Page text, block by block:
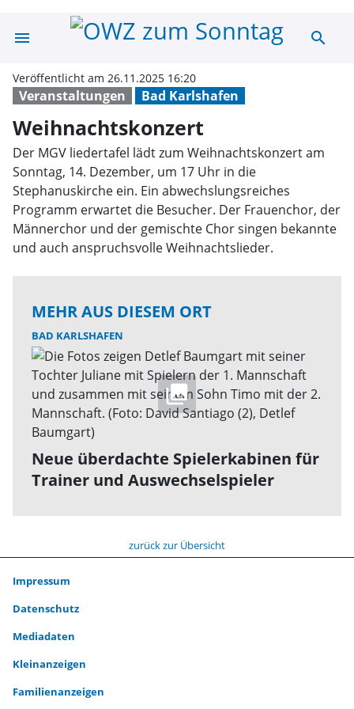
menu search
Veranstaltungen Bad Karlshafen
Veröffentlicht am 26.11.2025 16:20
Weihnachtskonzert
Der MGV liedertafel lädt zum Weihnachtskonzert am
Sonntag, 14. Dezember, um 17 Uhr in die
Stephanuskirche ein. Ein abwechslungsreiches
Programm erwartet die Besucher. Der Frauenchor, der
Männerchor und der gemischte Chor singen bekannte
und auch anspruchsvolle Weihnachtslieder.
MEHR AUS DIESEM ORT
BAD KARLSHAFEN
Neue überdachte Spielerkabinen für
Trainer und Auswechselspieler
zurück zur Übersicht
Impressum
Datenschutz
Mediadaten
Kleinanzeigen
Familienanzeigen